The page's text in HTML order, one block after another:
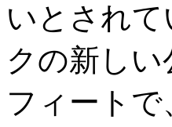
いとされ
クの新し
フィート